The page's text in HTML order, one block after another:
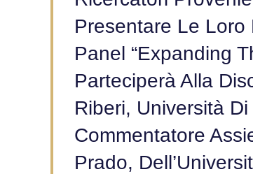
Presentare Le Loro
Panel “Expanding
Parteciperà Alla
Riberi, Università
Commentatore
Prado,